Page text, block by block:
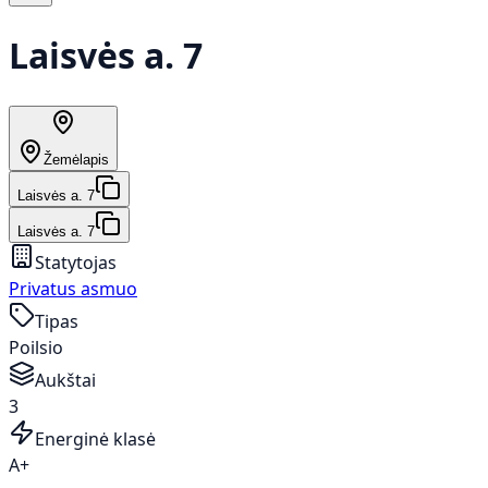
Laisvės a. 7
Žemėlapis
Laisvės a. 7
Laisvės a. 7
Statytojas
Privatus asmuo
Tipas
Poilsio
Aukštai
3
Energinė klasė
A+